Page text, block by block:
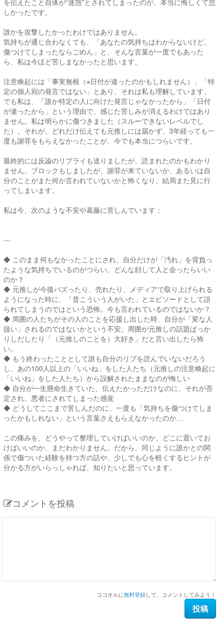
しかったです。
誰かを攻撃したかったわけではありません。
気持ちが通じ合わなくても、「あなたの気持ちはわからないけど、
傷つけてしまったならごめん」と、そんな言葉が一度でもあった
ら、私は今ほど苦しまなかったと思います。
注意喚起には「事実無根（※日付が違ったのかもしれません）」「特
定の個人宛の発言ではない」とあり、それは私も理解しています。
でも私は、「誰か特定の人に向けた発言じゃなかったから」「日付
が違ったから」という理由で、感じた苦しみが消えるわけではあり
ません。私は明らかに傷つきました（スルーできないレベルでし
た）。それが、どれだけ伝えても元推しには届かず、3年経っても一
度も謝罪をもらえなかったことが、今でも本当につらいです。
最終的には反論のリプライも送りましたが、読まれたのかもわかり
ません。ブロックもしましたが、謝罪が来ていないか、あるいは自
分のことがまた何か言われていないかと怖くなり、結局また見に行
ってしまいます。
私は今、次のような不安や葛藤に苦しんでいます：
---
◆ このまま何もなかったことにされ、自分だけが「汚れ」を背負っ
たような気持ちでいるのがつらい。どんな顔して人と会ったらいい
のか？
◆ 元推しが今後バズったり、売れたり、メディアで取り上げられる
ようになった時に、「昔こういう人がいた」とエピソードとして語
られてしまうのではという恐怖。今も言われているのではないか？
◆ 周囲の人たちがその人のことを応援し出した時、自分が「変な人
扱い」されるのではないかという不安。周囲が元推しの話題ばっか
りしだしたり「（元推しのことを）大好き」だと言い出したら怖
い。
◆ もう終わったこととして誰も自分のリプを読んでいないだろう
し、あの100人以上の「いいね」をした人たち（元推しの注意喚起に
「いいね」をした人たち）から誤解されたままなのが悔しい
◆ 自分が一生懸命生きていた、伝えたかっただけなのに、それが否
定され、悪者にされてしまった感覚
◆ どうしてここまで苦しんだのに、一度も「気持ちを傷つけてしま
ったかもしれない」という言葉さえもらえなかったのか…
この痛みを、どうやって整理していけばいいのか、どこに置いてお
けばいいのか、まだわかりません。だから、同じように誰かとの関
係で傷ついた経験を持つ方の話や、少しでも心を軽くするヒントが
分かる方がいらっしゃれば、知りたいと思っています。
コメントを投稿
ココオルに無料登録して、コメントしてみよう！